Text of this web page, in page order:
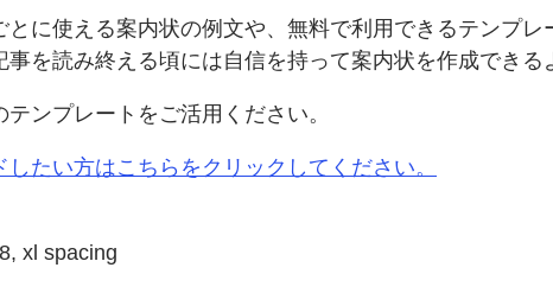
に使える案内状の例文や、無料で利用できるテンプ
を読み終える頃には自信を持って案内状を作成できる
ンプレートをご活用ください。
たい方はこちらをクリックしてください。
xl spacing